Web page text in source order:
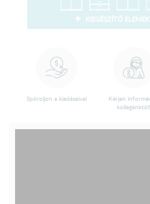
KIEGÉSZÍTŐ
Spóroljon a kiadásaival
Kérjen
kollegánktól!